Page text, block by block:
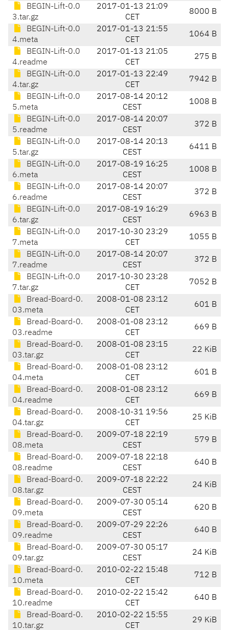
BEGIN-Lift-0.0
3.tar.gz
2017-01-13 21:09
CET
8000 B
BEGIN-Lift-0.0
4.meta
2017-01-13 21:55
CET
1064 B
BEGIN-Lift-0.0
4.readme
2017-01-13 21:05
CET
275 B
BEGIN-Lift-0.0
4.tar.gz
2017-01-13 22:49
CET
7942 B
BEGIN-Lift-0.0
5.meta
2017-08-14 20:12
CEST
1008 B
BEGIN-Lift-0.0
5.readme
2017-08-14 20:07
CEST
372 B
BEGIN-Lift-0.0
5.tar.gz
2017-08-14 20:13
CEST
6411 B
BEGIN-Lift-0.0
6.meta
2017-08-19 16:25
CEST
1008 B
BEGIN-Lift-0.0
6.readme
2017-08-14 20:07
CEST
372 B
BEGIN-Lift-0.0
6.tar.gz
2017-08-19 16:29
CEST
6963 B
BEGIN-Lift-0.0
7.meta
2017-10-30 23:29
CET
1055 B
BEGIN-Lift-0.0
7.readme
2017-08-14 20:07
CEST
372 B
BEGIN-Lift-0.0
7.tar.gz
2017-10-30 23:28
CET
7052 B
Bread-Board-0.
03.meta
2008-01-08 23:12
CET
601 B
Bread-Board-0.
03.readme
2008-01-08 23:12
CET
669 B
Bread-Board-0.
03.tar.gz
2008-01-08 23:15
CET
22 KiB
Bread-Board-0.
04.meta
2008-01-08 23:12
CET
601 B
Bread-Board-0.
04.readme
2008-01-08 23:12
CET
669 B
Bread-Board-0.
04.tar.gz
2008-10-31 19:56
CET
25 KiB
Bread-Board-0.
08.meta
2009-07-18 22:19
CEST
579 B
Bread-Board-0.
08.readme
2009-07-18 22:18
CEST
640 B
Bread-Board-0.
08.tar.gz
2009-07-18 22:22
CEST
24 KiB
Bread-Board-0.
09.meta
2009-07-30 05:14
CEST
620 B
Bread-Board-0.
09.readme
2009-07-29 22:26
CEST
640 B
Bread-Board-0.
09.tar.gz
2009-07-30 05:17
CEST
24 KiB
Bread-Board-0.
10.meta
2010-02-22 15:48
CET
712 B
Bread-Board-0.
10.readme
2010-02-22 15:42
CET
640 B
Bread-Board-0.
10.tar.gz
2010-02-22 15:55
CET
29 KiB